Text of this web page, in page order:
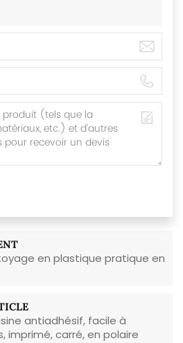
en plastique pratique en
antiadhésif, facile à
imprimé, carré, en polaire